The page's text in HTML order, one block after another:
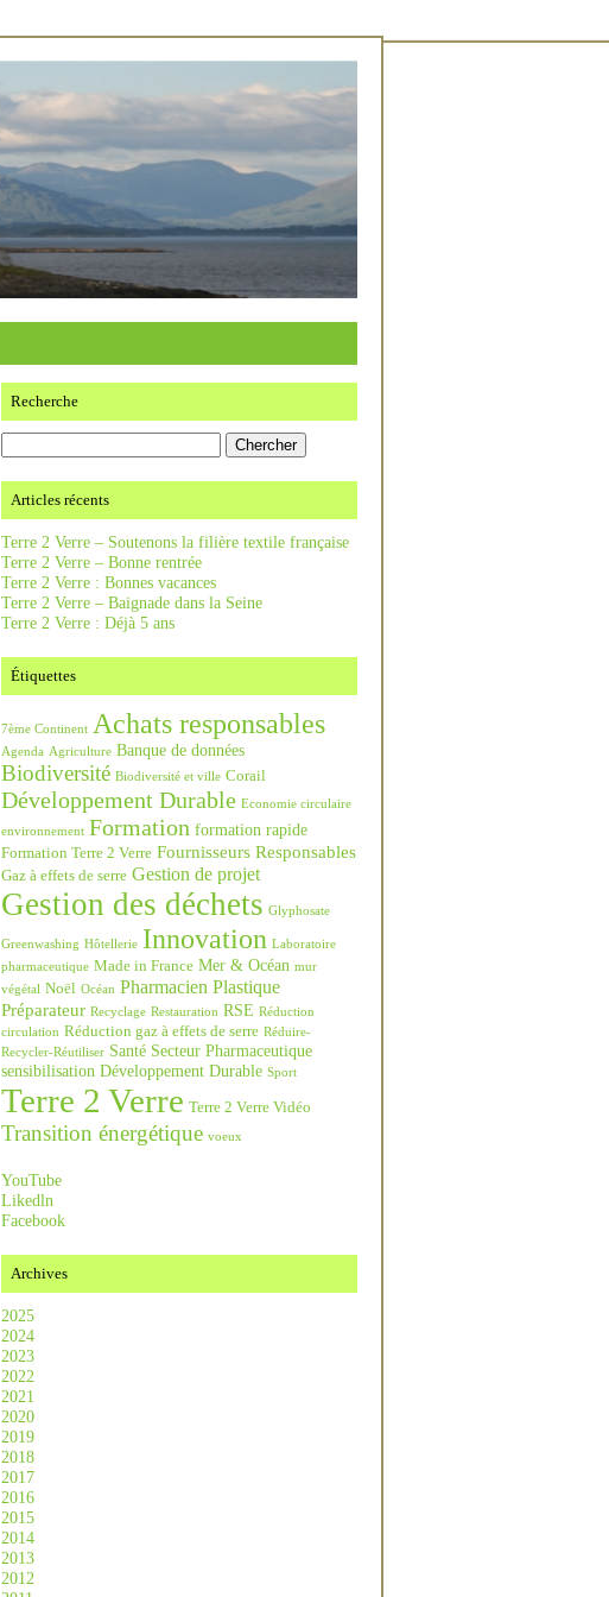
Recherche
Articles récents
Terre 2 Verre – Soutenons la filière textile française
Terre 2 Verre – Bonne rentrée
Terre 2 Verre : Bonnes vacances
Terre 2 Verre – Baignade dans la Seine
Terre 2 Verre : Déjà 5 ans
Étiquettes
7ème Continent Achats responsables
Agenda Agriculture Banque de données
Biodiversité Biodiversité et ville Corail
Développement Durable Economie circulaire
environnement Formation formation rapide
Formation Terre 2 Verre Fournisseurs Responsables
Gaz à effets de serre Gestion de projet
Gestion des déchets Glyphosate
Greenwashing Hôtellerie Innovation Laboratoire
pharmaceutique Made in France Mer & Océan mur
végétal Noël Océan Pharmacien Plastique
Préparateur Recyclage Restauration RSE Réduction
circulation Réduction gaz à effets de serre Réduire-
Recycler-Réutiliser Santé Secteur Pharmaceutique
sensibilisation Développement Durable Sport
Terre 2 Verre Terre 2 Verre Vidéo
Transition énergétique voeux
YouTube
Likedln
Facebook
Archives
2025
2024
2023
2022
2021
2020
2019
2018
2017
2016
2015
2014
2013
2012